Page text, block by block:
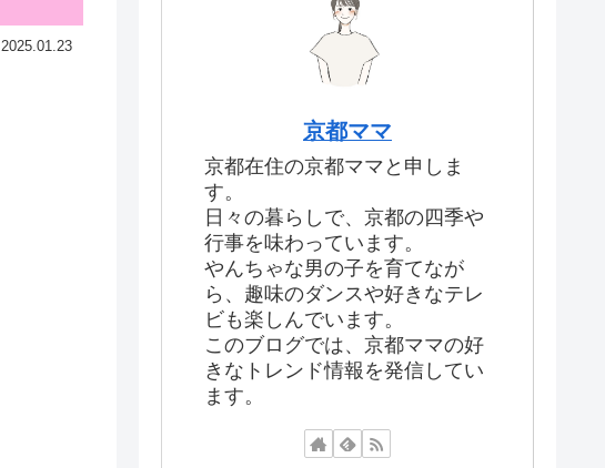
2025.01.23
京都ママ
京都在住の京都ママと申しま
す。
日々の暮らしで、京都の四季や
行事を味わっています。
やんちゃな男の子を育てなが
ら、趣味のダンスや好きなテレ
ビも楽しんでいます。
このブログでは、京都ママの好
きなトレンド情報を発信してい
ます。